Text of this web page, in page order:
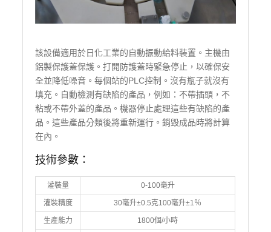
該設備適用於日化工業的自動振動給料裝置。主機由
鋁製保護蓋保護。打開防護蓋時緊急停止，以確保安
全並降低噪音。每個站的PLC控制。沒有瓶子就沒有
填充。自動檢測有缺陷的產品，例如：不帶插頭，不
粘或不帶外蓋的產品。機器停止處理這些有缺陷的產
品。這些產品分類後將重新運行。銷毀成品時將計算
在內。
技術參數：
灌裝量 0-100毫升
灌裝精度 30毫升±0.5克100毫升±1％
生產能力 1800個/小時